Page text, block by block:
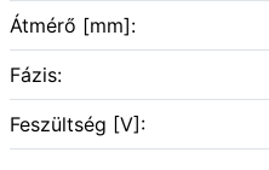
Átmérő [mm]:
Fázis:
Feszültség [V]: